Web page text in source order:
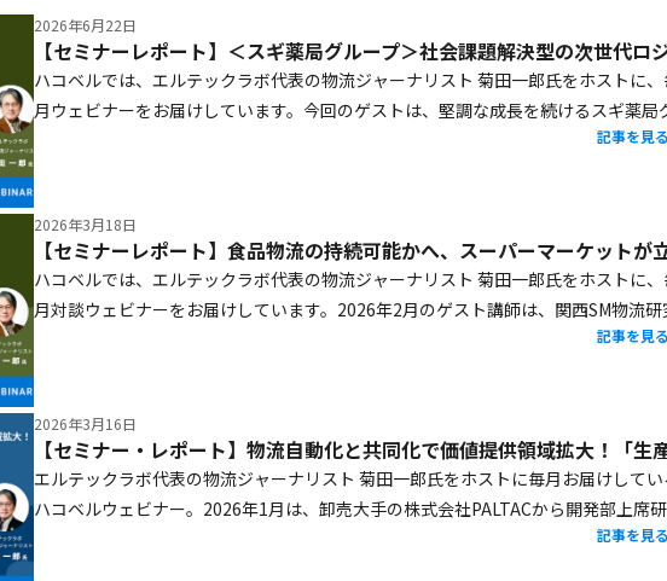
2026年6月22日
ハコベルでは、エルテックラボ代表の物流ジャーナリスト 菊田一郎氏をホストに
月ウェビナーをお届けしています。今回のゲストは、堅調な成長を続けるスギ薬局
ープの北川信之様。AI・DX活用などこれまでの取り組みと、激甚化する自然災害や
記事を見る
2026年3月18日
ハコベルでは、エルテックラボ代表の物流ジャーナリスト 菊田一郎氏をホストに
月対談ウェビナーをお届けしています。2026年2月のゲスト講師は、関西SM物流研
の座長を務める株式会社平和堂物流部長の財田晃様。持続可能な食品物流のために
記事を見る
2026年3月16日
エルテックラボ代表の物流ジャーナリスト 菊田一郎氏をホストに毎月お届けしてい
ハコベルウェビナー。2026年1月は、卸売大手の株式会社PALTACから開発部上席
員の和田秀夫氏をお招きして、昨年サプライチェーンイノベーション大賞を受賞し
記事を見る